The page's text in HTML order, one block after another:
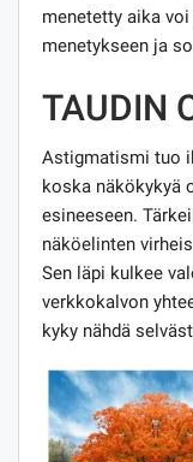
menetetty aika
menetykseen ja
TAUDIN
Astigmatismi tuo
koska näkökykyä
esineeseen.
näköelinten
Sen läpi kulkee
verkkokalvon
kyky nähdä